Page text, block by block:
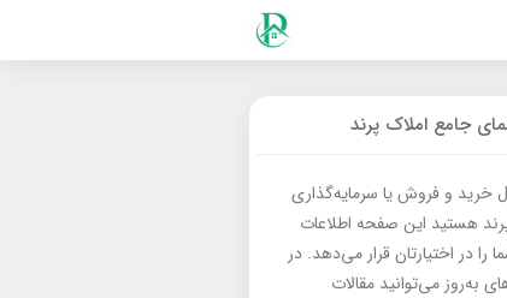
جامع املاک پرند
خرید و فروش یا سرمایه‌گذاری
هستید این صفحه اطلاعات
را در اختیارتان قرار می‌دهد. در
به‌روز می‌توانید مقالات